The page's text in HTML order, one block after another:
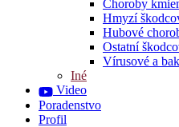
Choroby
Hmyzí
Hubové
Ostatní
Vírusové a
Iné
Video
Poradenstvo
Profil